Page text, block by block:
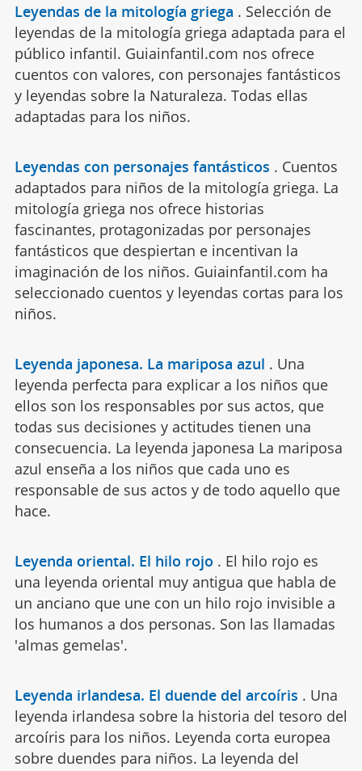
Leyendas de la mitología griega . Selección de
leyendas de la mitología griega adaptada para el
público infantil. Guiainfantil.com nos ofrece
cuentos con valores, con personajes fantásticos
y leyendas sobre la Naturaleza. Todas ellas
adaptadas para los niños.
Leyendas con personajes fantásticos . Cuentos
adaptados para niños de la mitología griega. La
mitología griega nos ofrece historias
fascinantes, protagonizadas por personajes
fantásticos que despiertan e incentivan la
imaginación de los niños. Guiainfantil.com ha
seleccionado cuentos y leyendas cortas para los
niños.
Leyenda japonesa. La mariposa azul . Una
leyenda perfecta para explicar a los niños que
ellos son los responsables por sus actos, que
todas sus decisiones y actitudes tienen una
consecuencia. La leyenda japonesa La mariposa
azul enseña a los niños que cada uno es
responsable de sus actos y de todo aquello que
hace.
Leyenda oriental. El hilo rojo . El hilo rojo es
una leyenda oriental muy antigua que habla de
un anciano que une con un hilo rojo invisible a
los humanos a dos personas. Son las llamadas
'almas gemelas'.
Leyenda irlandesa. El duende del arcoíris . Una
leyenda irlandesa sobre la historia del tesoro del
arcoíris para los niños. Leyenda corta europea
sobre duendes para niños. La leyenda del